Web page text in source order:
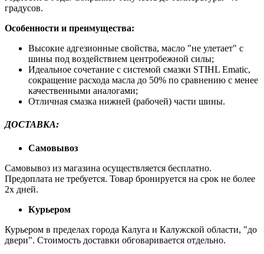
градусов.
Особенности и преимущества:
Высокие адгезионные свойства, масло "не улетает" с
шины под воздействием центробежной силы;
Идеальное сочетание с системой смазки STIHL Ematic,
сокращение расхода масла до 50% по сравнению с менее
качественными аналогами;
Отличная смазка нижней (рабочей) части шины.
ДОСТАВКА:
Самовывоз
Самовывоз из магазина осуществляется бесплатно.
Предоплата не требуется. Товар бронируется на срок не более
2х дней.
Курьером
Курьером в пределах города Калуга и Калужской области, "до
двери". Стоимость доставки обговаривается отдельно.